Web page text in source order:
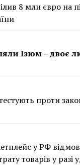
8 млн євро на
Ізюм – двоє
проти
у РФ
товарів у разі